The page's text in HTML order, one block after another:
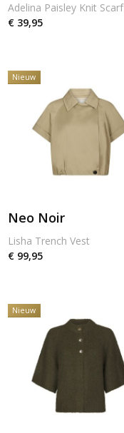
Adelina Paisley Knit Scarf
€ 39,95
Nieuw
Neo Noir
Lisha Trench Vest
€ 99,95
Nieuw